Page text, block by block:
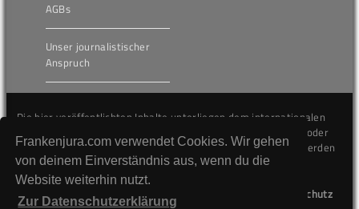
Frankenjura.com verwendet Cookies. Wir gehen
von deinem Einverständnis aus, wenn du die
Website weiterhin nutzt.
Zur Datenschutzerklärung
AGBs
Unser journalistischer
Anspruch
Die hier veröffentlichten Inhalte unterliegen dem internationalen
Urheberrecht (Copyright) und dürfen nicht kopiert, verändert oder
unverändert wiederveröffentlicht werden. Gegen Verstöße werden
wir auf juristischem Wege vorgehen.
Datenschutz